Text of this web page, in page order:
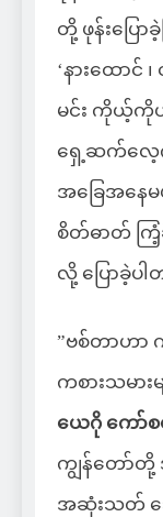
တို့ ဖုန်းပြော
‘နားထောင်
မင်း ကိုယ့်ကိုယ်
ရှေ့ဆက်လေ့က
အခြေအနေ
စိတ်ဓာတ် က
လို့ ပြောခဲ့ပ
”ဗစ်တာဟာ
ကစားသမား
ယေဂို ကော်
ကျွန်တော်တို့
အဆုံးသတ် သေ